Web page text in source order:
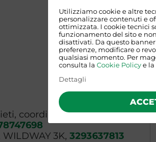
Utilizziamo cookie e altre
personalizzare contenuti e
ottimizzata. I cookie tecnici
funzionamento del sito e
disattivati. Da questo
preferenze, modificare o
qualsiasi momento. Per
consulta la Cookie Policye la
Dettagli
coordinatore
3K, 3293637813